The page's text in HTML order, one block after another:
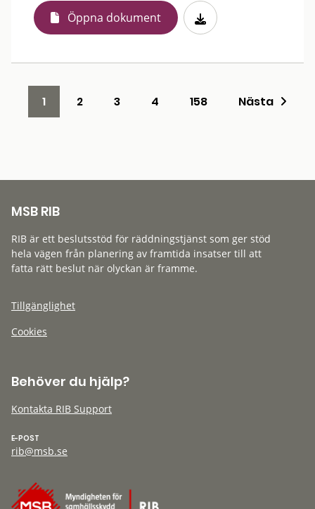
Öppna dokument
1 2 3 4 158 Nästa
MSB RIB
RIB är ett beslutsstöd för räddningstjänst som ger stöd
hela vägen från planering av framtida insatser till att
fatta rätt beslut när olyckan är framme.
Tillgänglighet
Cookies
Behöver du hjälp?
Kontakta RIB Support
E-POST
rib@msb.se